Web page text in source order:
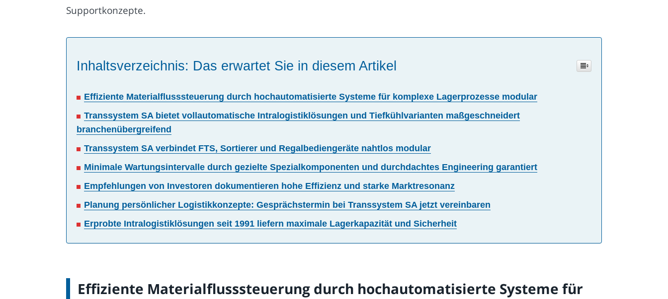
Supportkonzepte.
Inhaltsverzeichnis: Das erwartet Sie in diesem Artikel
Effiziente Materialflusssteuerung durch hochautomatisierte Systeme für komplexe Lagerprozesse modular
Transsystem SA bietet vollautomatische Intralogistiklösungen und Tiefkühlvarianten maßgeschneidert
branchenübergreifend
Transsystem SA verbindet FTS, Sortierer und Regalbediengeräte nahtlos modular
Minimale Wartungsintervalle durch gezielte Spezialkomponenten und durchdachtes Engineering garantiert
Empfehlungen von Investoren dokumentieren hohe Effizienz und starke Marktresonanz
Planung persönlicher Logistikkonzepte: Gesprächstermin bei Transsystem SA jetzt vereinbaren
Erprobte Intralogistiklösungen seit 1991 liefern maximale Lagerkapazität und Sicherheit
Effiziente Materialflusssteuerung durch hochautomatisierte Systeme für